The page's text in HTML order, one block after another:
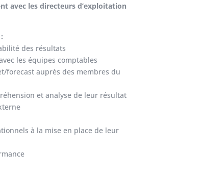
avec les directeurs d’exploitation
des résultats
les équipes comptables
forecast auprès des membres du
et analyse de leur résultat
à la mise en place de leur